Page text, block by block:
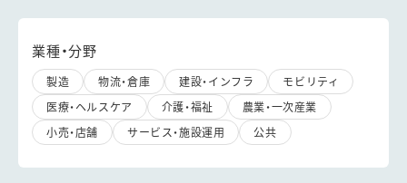
業種・分野
製造 物流・倉庫 建設・インフラ
モビリティ
医療・ヘルスケア
介護・福祉
農業・一次産業
小売・店舗
サービス・施設運用 公共